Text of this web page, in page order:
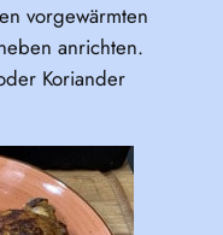
vorgewärmten
anrichten.
Koriander